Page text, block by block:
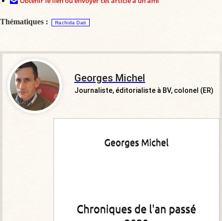
Thématiques : Rachida Dati
Georges Michel
Journaliste, éditorialiste à BV, colonel (ER)